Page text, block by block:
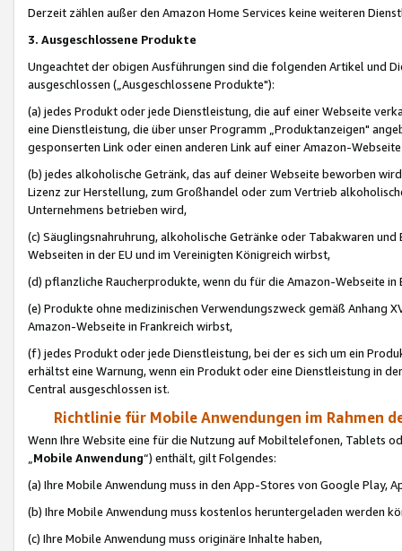
Derzeit zählen außer den Amazon Home Services keine weiteren
3. Ausgeschlossene Produkte
Ungeachtet der obigen Ausführungen sind die folgenden Artikel und
ausgeschlossen („Ausgeschlossene Produkte"):
(a) jedes Produkt oder jede Dienstleistung, die auf einer Webseite
eine Dienstleistung, die über unser Programm „Produktanzeigen"
gesponserten Link oder einen anderen Link auf einer Amazon-
(b) jedes alkoholische Getränk, das auf deiner Webseite beworben
Lizenz zur Herstellung, zum Großhandel oder zum Vertrieb
Unternehmens betrieben wird,
(c) Säuglingsnahruhrung, alkoholische Getränke oder Tabakwaren
Webseiten in der EU und im Vereinigten Königreich wirbst,
(d) pflanzliche Raucherprodukte, wenn du für die Amazon-Webseite in
(e) Produkte ohne medizinischen Verwendungszweck gemäß Anhang
Amazon-Webseite in Frankreich wirbst,
(f) jedes Produkt oder jede Dienstleistung, bei der es sich um ein
erhältst eine Warnung, wenn ein Produkt oder eine Dienstleistung in
Central ausgeschlossen ist.
Richtlinie für Mobile Anwendungen im Rahmen
Wenn Ihre Website eine für die Nutzung auf Mobiltelefonen, Tablets
„Mobile Anwendung“) enthält, gilt Folgendes:
(a) Ihre Mobile Anwendung muss in den App-Stores von Google Play,
(b) Ihre Mobile Anwendung muss kostenlos heruntergeladen werden
(c) Ihre Mobile Anwendung muss originäre Inhalte haben,